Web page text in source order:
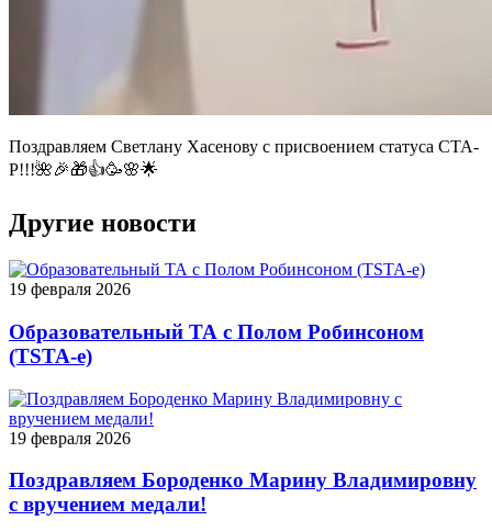
Поздравляем Светлану Хасенову с присвоением статуса СТА-
Р!!!🌺🎉🎁👍🥳🌸🌟
Другие новости
19 февраля 2026
Образовательный ТА с Полом Робинсоном
(TSTA-e)
19 февраля 2026
Поздравляем Бороденко Марину Владимировну
с вручением медали!